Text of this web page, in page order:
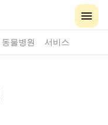
동물병원 서비스